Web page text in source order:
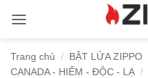
qua
dungTrang chủ / BẬT LỬA ZIPPO
CANADA - HIẾM - ĐỘC - LẠ /